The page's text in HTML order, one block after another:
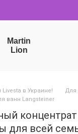
Martin
Lion
Livesta в Украине! Для
ванн Langsteiner
для всей